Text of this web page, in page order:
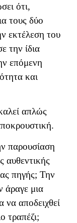
ότι,
τους δύο
εκτέλεση του
την ίδια
επόμενη
και
απλώς
παρουσίαση
αυθεντικής
πηγής; Την
άραγε μια
να αποδειχθεί
τραπέζι;